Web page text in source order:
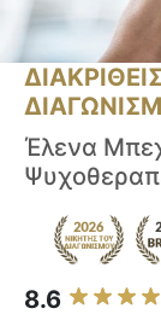
Έλενα
8.6